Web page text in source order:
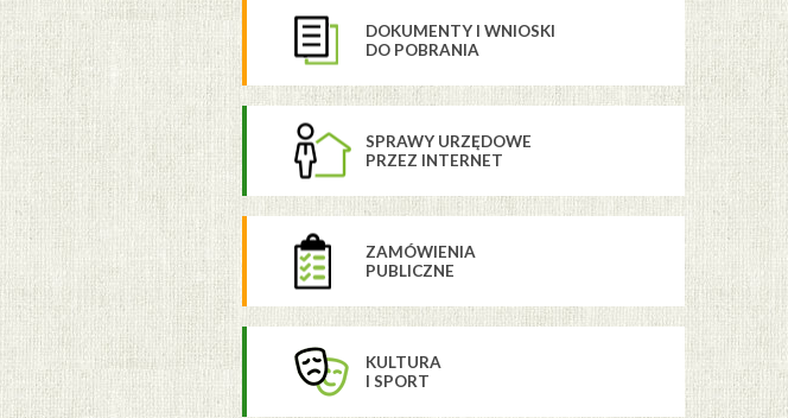
DOKUMENTY I WNIOSKI
DO POBRANIA
SPRAWY URZĘDOWE
PRZEZ INTERNET
ZAMÓWIENIA
PUBLICZNE
KULTURA
I SPORT